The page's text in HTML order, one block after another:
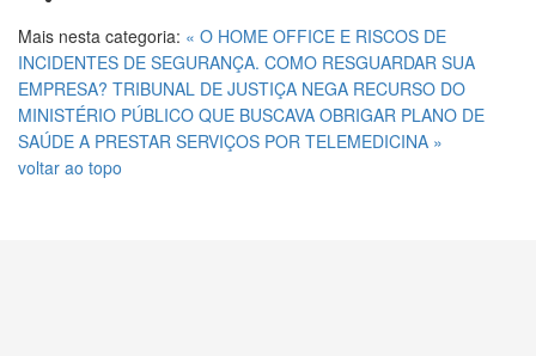
Mais nesta categoria: « O HOME OFFICE E RISCOS DE
INCIDENTES DE SEGURANÇA. COMO RESGUARDAR SUA
EMPRESA? TRIBUNAL DE JUSTIÇA NEGA RECURSO DO
MINISTÉRIO PÚBLICO QUE BUSCAVA OBRIGAR PLANO DE
SAÚDE A PRESTAR SERVIÇOS POR TELEMEDICINA »
voltar ao topo